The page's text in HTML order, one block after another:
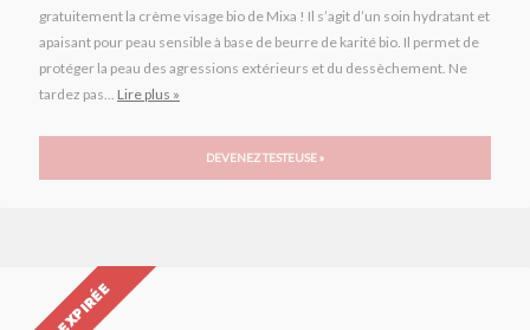
gratuitement la crème visage bio de Mixa ! Il s’agit d’un soin hydratant et
apaisant pour peau sensible à base de beurre de karité bio. Il permet de
protéger la peau des agressions extérieurs et du dessèchement. Ne
tardez pas... Lire plus »
DEVENEZ TESTEUSE »